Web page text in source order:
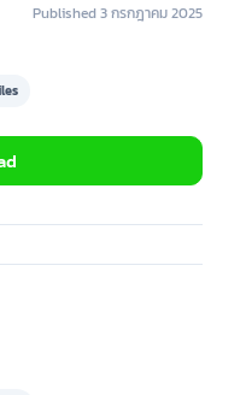
Published 3 กรกฎาคม 2025